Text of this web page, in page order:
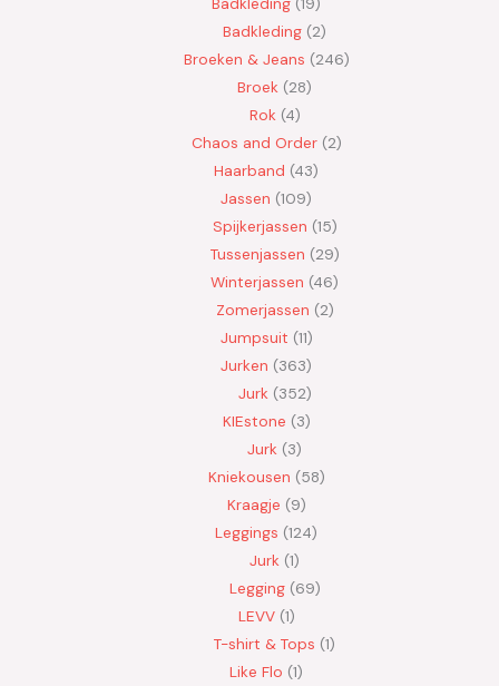
Badkleding 2
Broeken & Jeans 246
Broek 28
Rok 4
Chaos and Order 2
Haarband 43
Jassen 109
Spijkerjassen 15
Tussenjassen 29
Winterjassen 46
Zomerjassen 2
Jumpsuit 11
Jurken 363
Jurk 352
KIEstone 3
Jurk 3
Kniekousen 58
Kraagje 9
Leggings 124
Jurk 1
Legging 69
LEVV 1
T-shirt & Tops 1
Like Flo 1